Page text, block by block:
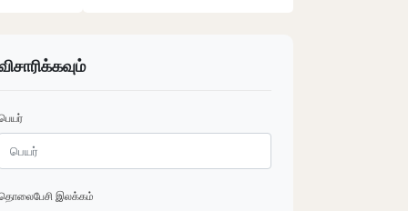
இலக்கம்